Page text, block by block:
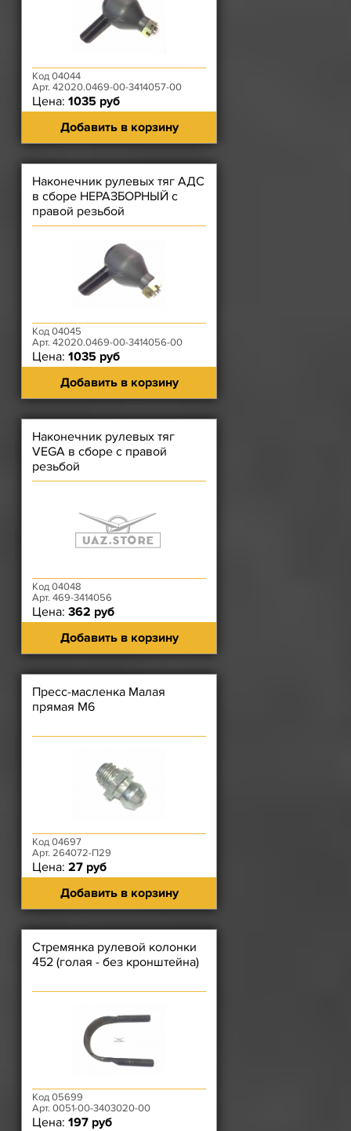
Код 04044
Арт. 42020.0469-00-3414057-00
Цена: 1035 руб
Добавить в корзину
Наконечник рулевых тяг АДС
в сборе НЕРАЗБОРНЫЙ с
правой резьбой
Код 04045
Арт. 42020.0469-00-3414056-00
Цена: 1035 руб
Добавить в корзину
Наконечник рулевых тяг
VEGA в сборе с правой
резьбой
Код 04048
Арт. 469-3414056
Цена: 362 руб
Добавить в корзину
Пресс-масленка Малая
прямая М6
Код 04697
Арт. 264072-П29
Цена: 27 руб
Добавить в корзину
Стремянка рулевой колонки
452 (голая - без кронштейна)
Код 05699
Арт. 0051-00-3403020-00
Цена: 197 руб